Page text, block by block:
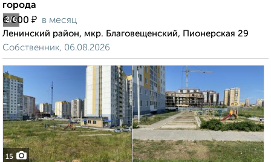
2/6
города
6 000 ₽ в месяц
Ленинский район, мкр. Благовещенский, Пионерская 29
Собственник, 06.08.2026
15